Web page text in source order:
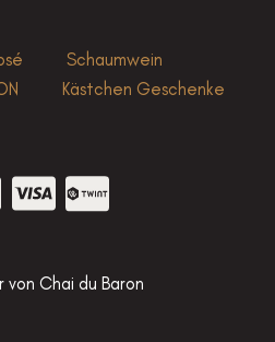
Schaumwein
Kästchen Geschenke
Chai du Baron